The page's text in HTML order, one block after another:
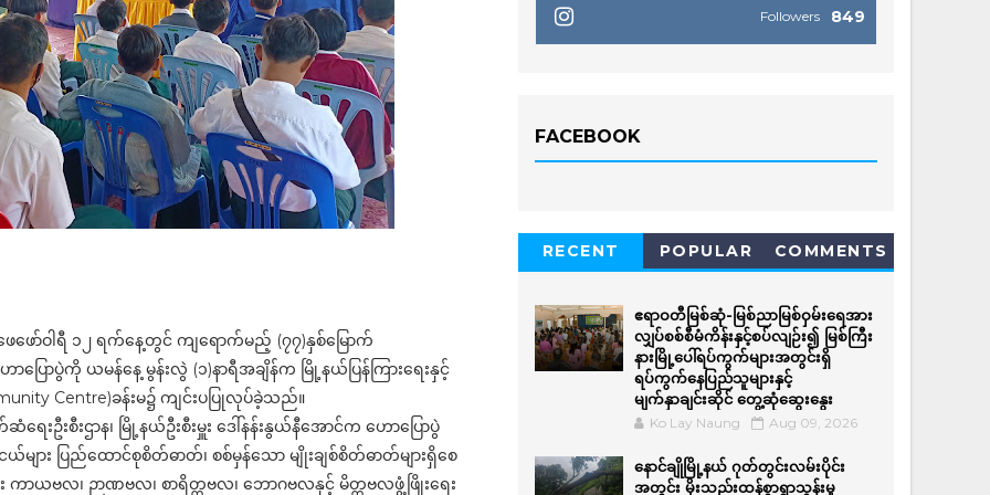
ဖော်ဝါရီ ၁၂ ရက်နေ့တွင် ကျရောက်မည့် (၇၇)နှစ်မြောက်
ာပွဲကို ယမန်နေ့ မွန်းလွဲ (၁)နာရီအချိန်က မြို့နယ်ပြန်ကြား‌ရေးနှင့်
Centre)ခန်းမ၌ ကျင်းပပြုလုပ်ခဲ့သည်။
းဦးစီးဌာန၊ မြို့နယ်ဦးစီးမှူး ဒေါ်နန်းနွယ်နီအောင်က ဟောပြောပွဲ
ျား ပြည်ထောင်စုစိတ်ဓာတ်၊ စစ်မှန်‌သော မျိုးချစ်စိတ်ဓာတ်များရှိစေ
း ကာယဗလ၊ ဉာဏဗလ၊ စာရိတ္တဗလ၊ ဘောဂဗလနှင့် မိတ္တဗလဖွံ့ဖြိုးရေး
849
Followers
FACEBOOK
RECENT POPULAR COMMENTS
ဧရာဝတီမြစ်ဆုံ-မြစ်ညာမြစ်ဝှမ်းရေအား
လျှပ်စစ်စီမံကိန်းနှင့်စပ်လျဉ်း၍ မြစ်ကြီး
နားမြို့ပေါ်ရပ်ကွက်များအတွင်းရှိ
ရပ်ကွက်နေပြည်သူများနှင့်
မျက်နှာချင်းဆိုင် တွေ့ဆုံဆွေးနွေး
Ko Lay Naung Aug 09, 2026
နောင်ချိုမြို့နယ် ဂုတ်တွင်းလမ်းပိုင်း
အတွင်း မိုးသည်းထန်စွာရွာသွန်းမှု